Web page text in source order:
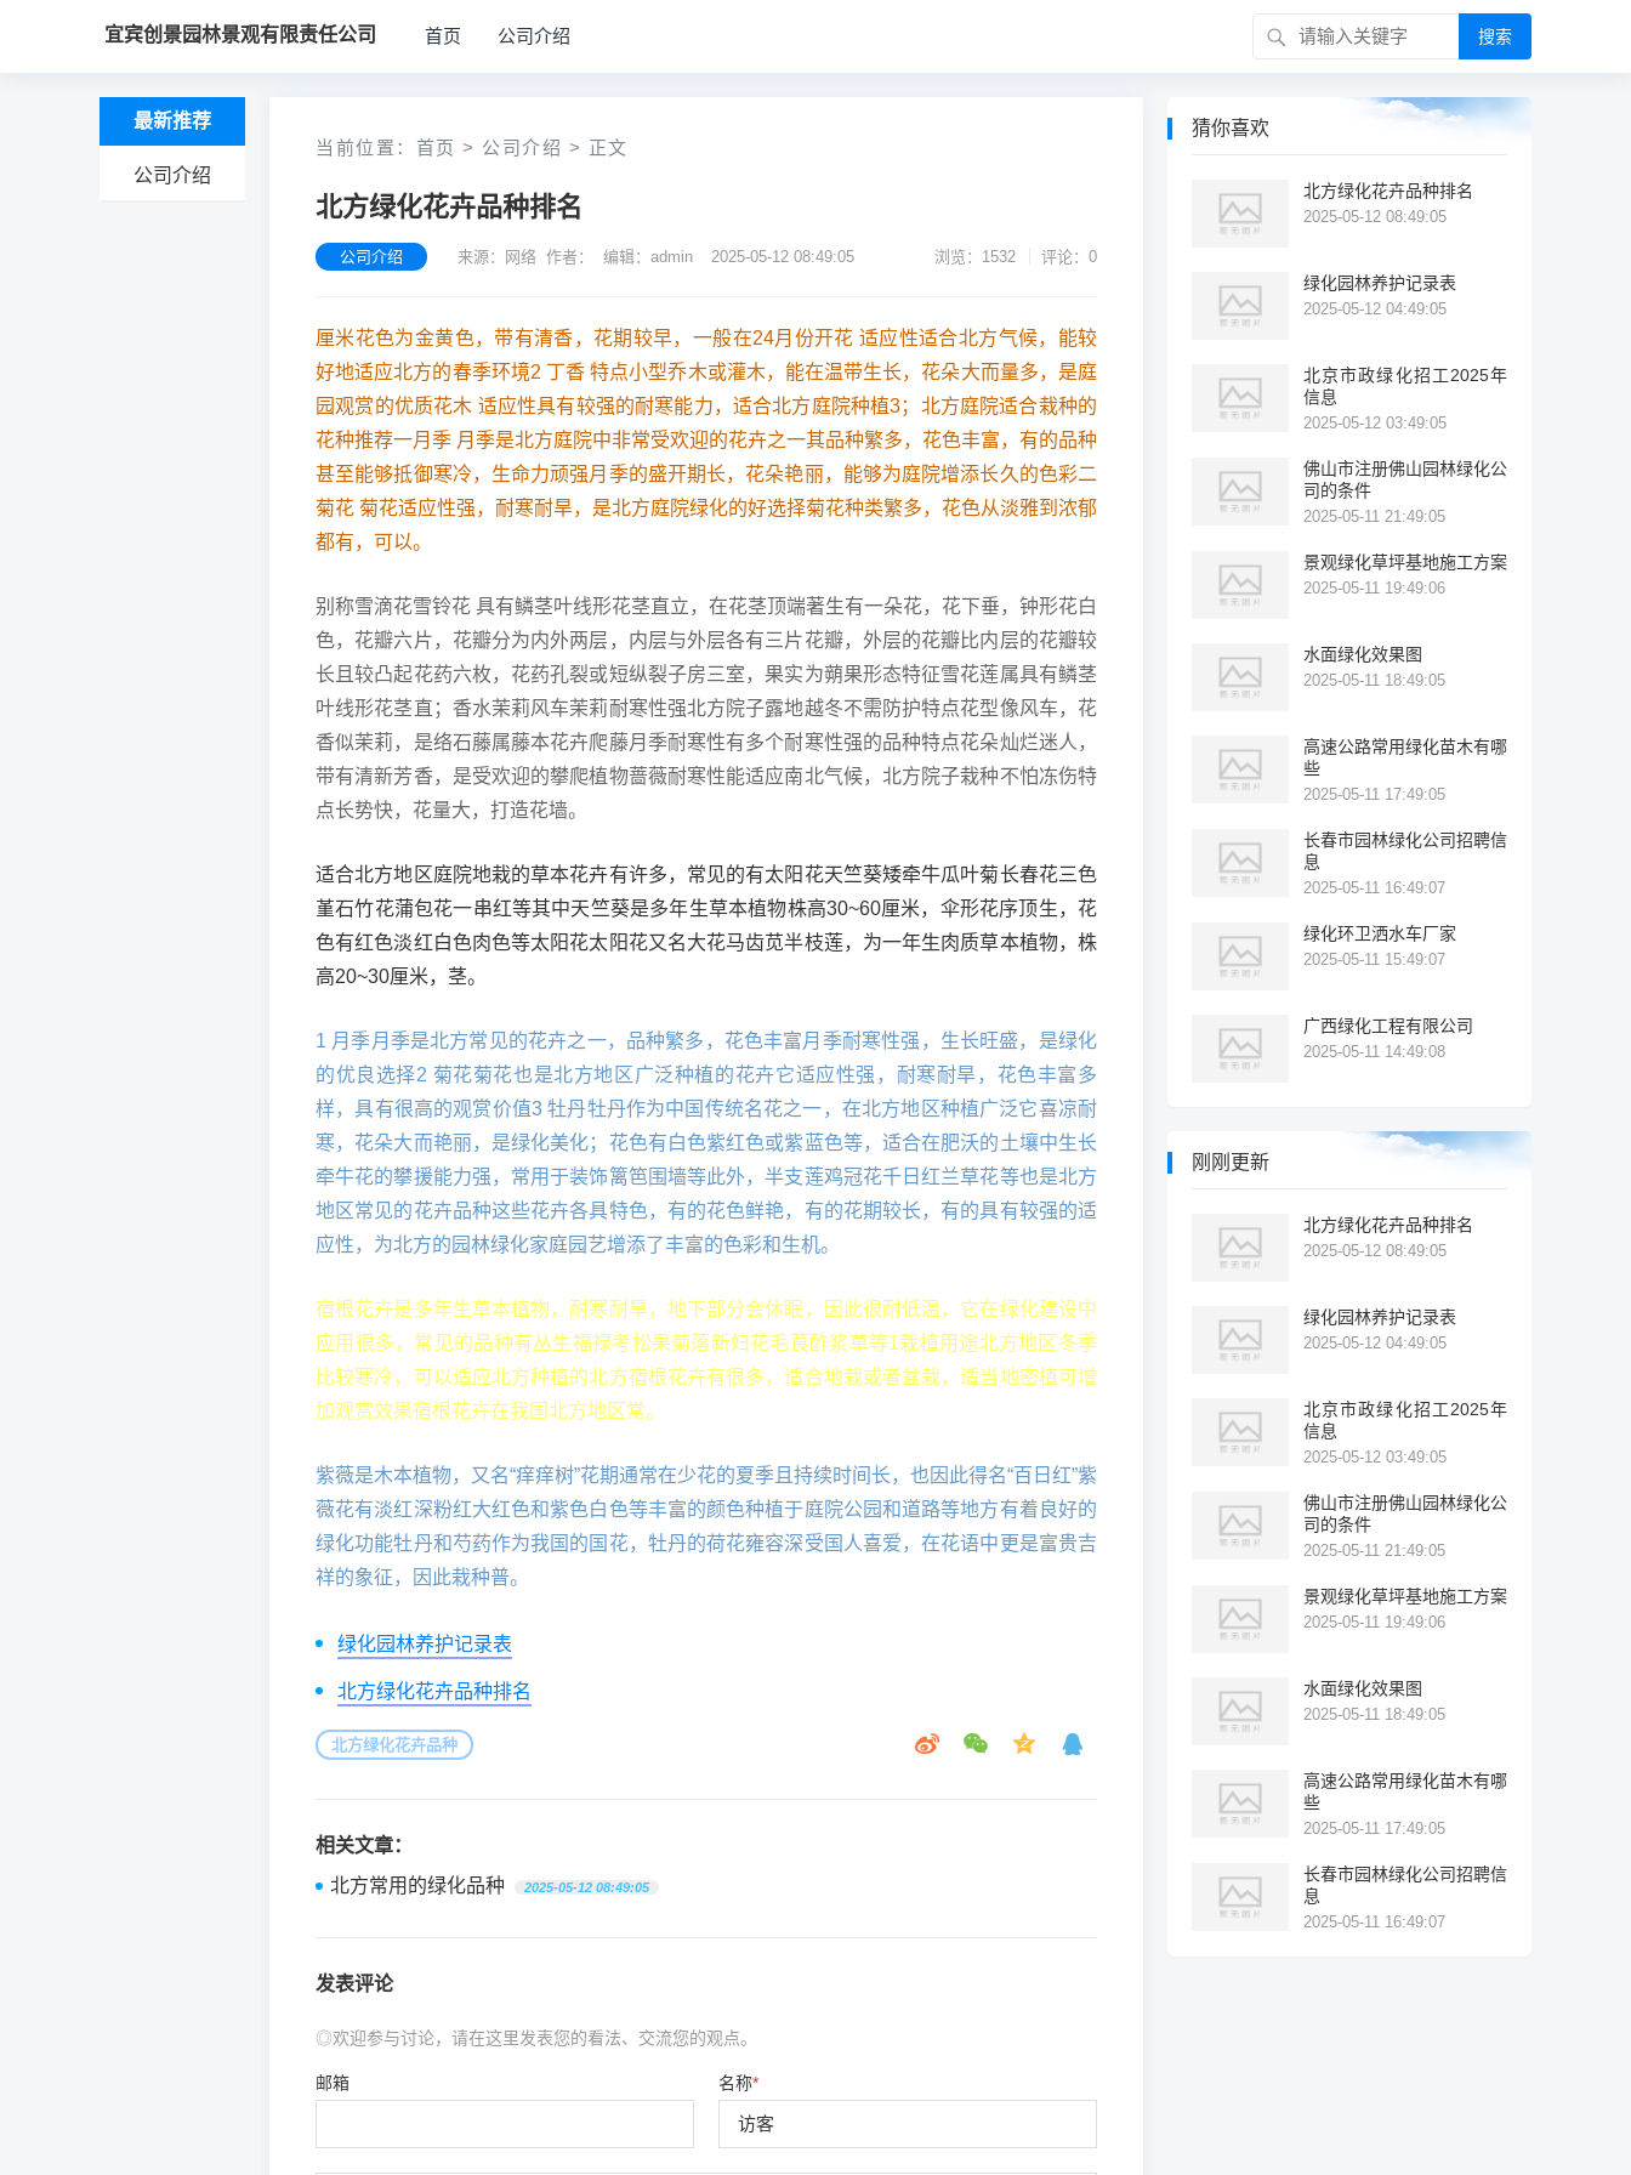
宜宾创景园林景观有限责任公司 首页 公司介绍 搜索
最新推荐
公司介绍
当前位置： 首页 > 公司介绍 > 正文
北方绿化花卉品种排名
公司介绍 来源：网络 作者： 编辑：admin 2025-05-12 08:49:05 浏览：1532 评论：0
厘米花色为金黄色，带有清香，花期较早，一般在24月份开花 适应性适合北方气候，能较
好地适应北方的春季环境2 丁香 特点小型乔木或灌木，能在温带生长，花朵大而量多，是庭
园观赏的优质花木 适应性具有较强的耐寒能力，适合北方庭院种植3；北方庭院适合栽种的
花种推荐一月季 月季是北方庭院中非常受欢迎的花卉之一其品种繁多，花色丰富，有的品种
甚至能够抵御寒冷，生命力顽强月季的盛开期长，花朵艳丽，能够为庭院增添长久的色彩二
菊花 菊花适应性强，耐寒耐旱，是北方庭院绿化的好选择菊花种类繁多，花色从淡雅到浓郁
都有，可以。
别称雪滴花雪铃花 具有鳞茎叶线形花茎直立，在花茎顶端著生有一朵花，花下垂，钟形花白
色，花瓣六片，花瓣分为内外两层，内层与外层各有三片花瓣，外层的花瓣比内层的花瓣较
长且较凸起花药六枚，花药孔裂或短纵裂子房三室，果实为蒴果形态特征雪花莲属具有鳞茎
叶线形花茎直；香水茉莉风车茉莉耐寒性强北方院子露地越冬不需防护特点花型像风车，花
香似茉莉，是络石藤属藤本花卉爬藤月季耐寒性有多个耐寒性强的品种特点花朵灿烂迷人，
带有清新芳香，是受欢迎的攀爬植物蔷薇耐寒性能适应南北气候，北方院子栽种不怕冻伤特
点长势快，花量大，打造花墙。
适合北方地区庭院地栽的草本花卉有许多，常见的有太阳花天竺葵矮牵牛瓜叶菊长春花三色
堇石竹花蒲包花一串红等其中天竺葵是多年生草本植物株高30~60厘米，伞形花序顶生，花
色有红色淡红白色肉色等太阳花太阳花又名大花马齿苋半枝莲，为一年生肉质草本植物，株
高20~30厘米，茎。
1 月季月季是北方常见的花卉之一，品种繁多，花色丰富月季耐寒性强，生长旺盛，是绿化
的优良选择2 菊花菊花也是北方地区广泛种植的花卉它适应性强，耐寒耐旱，花色丰富多
样，具有很高的观赏价值3 牡丹牡丹作为中国传统名花之一，在北方地区种植广泛它喜凉耐
寒，花朵大而艳丽，是绿化美化；花色有白色紫红色或紫蓝色等，适合在肥沃的土壤中生长
牵牛花的攀援能力强，常用于装饰篱笆围墙等此外，半支莲鸡冠花千日红兰草花等也是北方
地区常见的花卉品种这些花卉各具特色，有的花色鲜艳，有的花期较长，有的具有较强的适
应性，为北方的园林绿化家庭园艺增添了丰富的色彩和生机。
宿根花卉是多年生草本植物，耐寒耐旱，地下部分会休眠，因此很耐低温，它在绿化建设中
应用很多，常见的品种有丛生福禄考松果菊落新妇花毛茛酢浆草等1栽植用途北方地区冬季
比较寒冷，可以适应北方种植的北方宿根花卉有很多，适合地栽或者盆栽，适当地密植可增
加观赏效果宿根花卉在我国北方地区常。
紫薇是木本植物，又名“痒痒树”花期通常在少花的夏季且持续时间长，也因此得名“百日红”紫
薇花有淡红深粉红大红色和紫色白色等丰富的颜色种植于庭院公园和道路等地方有着良好的
绿化功能牡丹和芍药作为我国的国花，牡丹的荷花雍容深受国人喜爱，在花语中更是富贵吉
祥的象征，因此栽种普。
绿化园林养护记录表
北方绿化花卉品种排名
北方绿化花卉品种
相关文章：
北方常用的绿化品种
2025-05-12 08:49:05
发表评论
◎欢迎参与讨论，请在这里发表您的看法、交流您的观点。
名称*
邮箱
猜你喜欢
北方绿化花卉品种排名
2025-05-12 08:49:05
绿化园林养护记录表
2025-05-12 04:49:05
北京市政绿化招工2025年
信息
2025-05-12 03:49:05
佛山市注册佛山园林绿化公
司的条件
2025-05-11 21:49:05
景观绿化草坪基地施工方案
2025-05-11 19:49:06
水面绿化效果图
2025-05-11 18:49:05
高速公路常用绿化苗木有哪
些
2025-05-11 17:49:05
长春市园林绿化公司招聘信
息
2025-05-11 16:49:07
绿化环卫洒水车厂家
2025-05-11 15:49:07
广西绿化工程有限公司
2025-05-11 14:49:08
刚刚更新
北方绿化花卉品种排名
2025-05-12 08:49:05
绿化园林养护记录表
2025-05-12 04:49:05
北京市政绿化招工2025年
信息
2025-05-12 03:49:05
佛山市注册佛山园林绿化公
司的条件
2025-05-11 21:49:05
景观绿化草坪基地施工方案
2025-05-11 19:49:06
水面绿化效果图
2025-05-11 18:49:05
高速公路常用绿化苗木有哪
些
2025-05-11 17:49:05
长春市园林绿化公司招聘信
息
2025-05-11 16:49:07